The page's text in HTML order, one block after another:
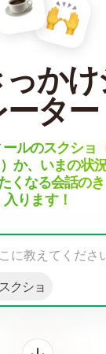
か
ーター
ルのスクショ
か、いまの状
くなる会話の
入ります！
に教えてくださ
クショ